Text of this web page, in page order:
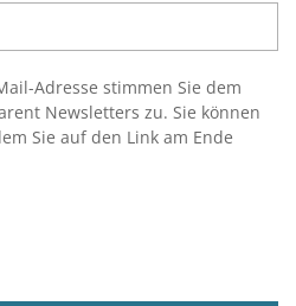
Adresse stimmen Sie dem
Newsletters zu. Sie können
Sie auf den Link am Ende